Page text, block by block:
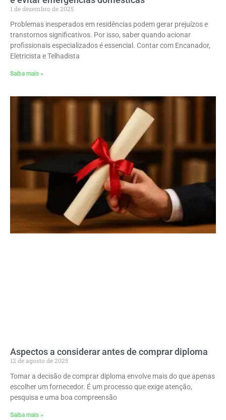
1 de dezembro de 2025
Problemas inesperados em residências podem gerar prejuízos e
transtornos significativos. Por isso, saber quando acionar
profissionais especializados é essencial. Contar com Encanador,
Eletricista e Telhadista
Saiba mais »
Aspectos a considerar antes de comprar diploma
12 de agosto de 2025
Tomar a decisão de comprar diploma envolve mais do que apenas
escolher um fornecedor. É um processo que exige atenção,
pesquisa e uma boa compreensão
Saiba mais »